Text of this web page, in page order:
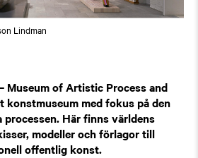
Lindman
Museum of Artistic Process and
med fokus på den
Här finns världens
modeller och förlagor till
offentlig konst.